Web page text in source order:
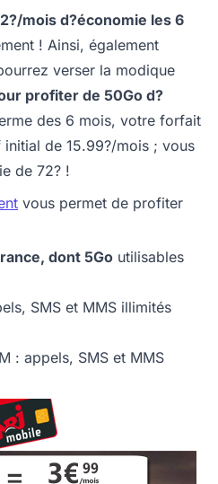
mois d?économie les 6
! Ainsi, également
verser la modique
profiter de 50Go d?
des 6 mois, votre forfait
de 15.99?/mois ; vous
de 72? !
vous permet de profiter
dont 5Go utilisables
SMS et MMS illimités
: appels, SMS et MMS